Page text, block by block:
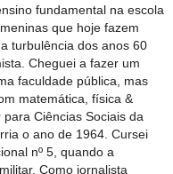
fundamental na escola
que hoje fazem
turbulência dos anos 60
Cheguei a fazer um
faculdade pública, mas
matemática, física &
Ciências Sociais da
o ano de 1964. Cursei
nº 5, quando a
Como jornalista